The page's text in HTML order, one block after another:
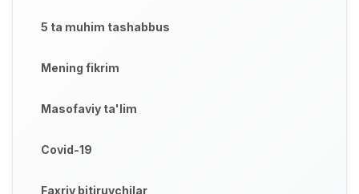
5 ta muhim tashabbus
Mening fikrim
Masofaviy ta'lim
Covid-19
Faxriy bitiruvchilar